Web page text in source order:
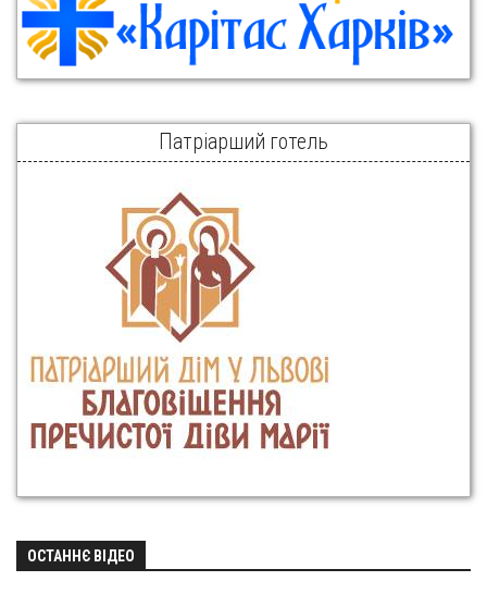
Патріарший готель
ОСТАННЄ ВІДЕО